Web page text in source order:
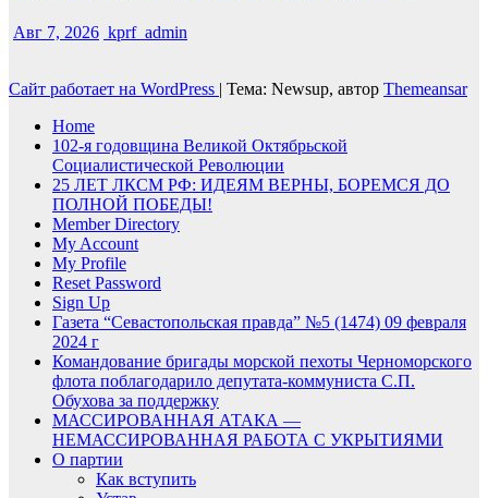
Авг 7, 2026 kprf_admin
Сайт работает на WordPress | Тема: Newsup, автор Themeansar
Home
102-я годовщина Великой Октябрьской
Социалистической Революции
25 ЛЕТ ЛКСМ РФ: ИДЕЯМ ВЕРНЫ, БОРЕМСЯ ДО
ПОЛНОЙ ПОБЕДЫ!
Member Directory
My Account
My Profile
Reset Password
Sign Up
Газета “Севастопольская правда” №5 (1474) 09 февраля
2024 г
Командование бригады морской пехоты Черноморского
флота поблагодарило депутата-коммуниста С.П.
Обухова за поддержку
МАССИРОВАННАЯ АТАКА —
НЕМАССИРОВАННАЯ РАБОТА С УКРЫТИЯМИ
О партии
Как вступить